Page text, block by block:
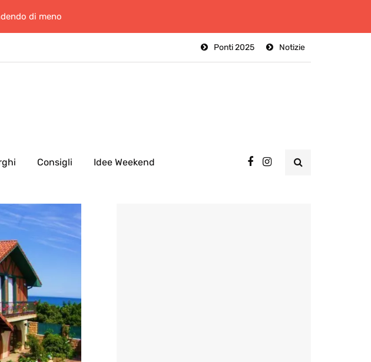
di meno
Notizie
Ponti 2025
Consigli Idee Weekend